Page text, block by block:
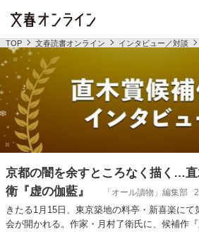
TOP 文春読書オンライン インタビュー／対談
京都の闇を余すところなく描く…
衛『虚の伽藍』
「オール讀物」編集部
きたる1月15日、東京築地の料亭・新喜楽に
会が開かれる。作家・月村了衛氏に、候補作